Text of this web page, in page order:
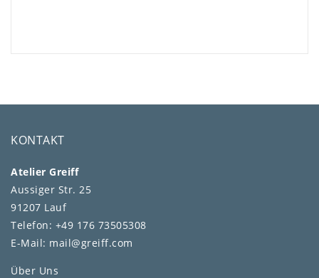
KONTAKT
Atelier Greiff
Aussiger Str. 25
91207 Lauf
Telefon: +49 176 73505308
E-Mail: mail@greiff.com
Über Uns